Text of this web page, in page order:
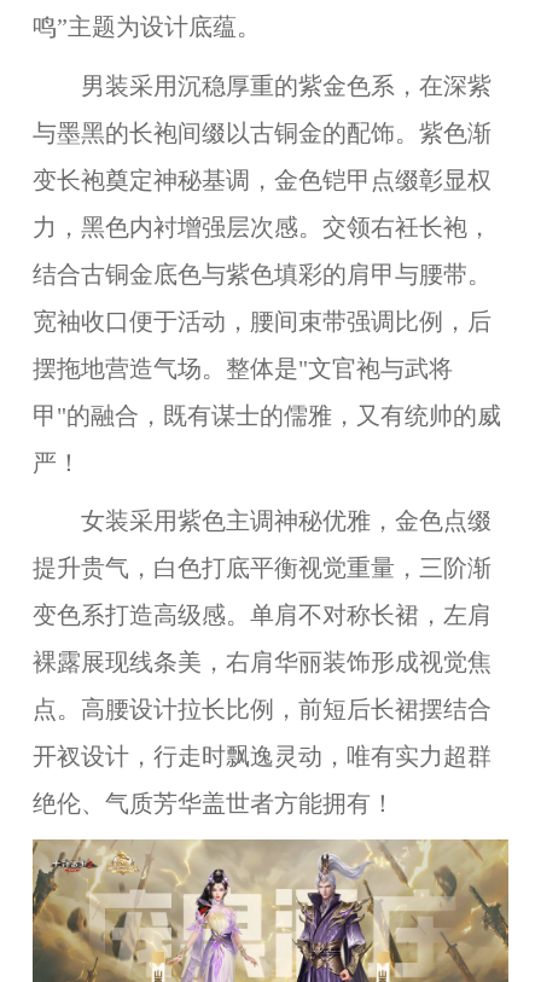
鸣”主题为设计底蕴。
男装采用沉稳厚重的紫金色系，在深紫
与墨黑的长袍间缀以古铜金的配饰。紫色渐
变长袍奠定神秘基调，金色铠甲点缀彰显权
力，黑色内衬增强层次感。 交领右衽长袍，
结合古铜金底色与紫色填彩的肩甲与腰带。
宽袖收口便于活动，腰间束带强调比例，后
摆拖地营造气场。整体是"文官袍与武将
甲"的融合，既有谋士的儒雅，又有统帅的威
严！
女装采用紫色主调神秘优雅，金色点缀
提升贵气，白色打底平衡视觉重量 ， 三阶渐
变色系打造高级感。单肩不对称长裙，左肩
裸露展现线条美，右肩华丽装饰形成视觉焦
点。高腰设计拉长比例，前短后长裙摆结合
开衩设计，行走时飘逸灵动，唯有实力超群
绝伦、气质芳华盖世者方能拥有！